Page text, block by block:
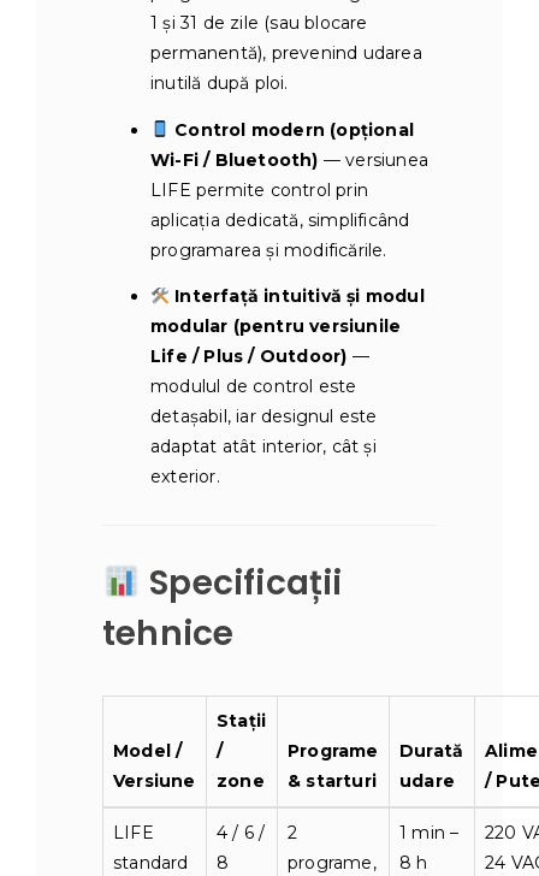
1 și 31 de zile (sau blocare
permanentă), prevenind udarea
inutilă după ploi.
Control modern (opțional
Wi-Fi / Bluetooth) — versiunea
LIFE permite control prin
aplicația dedicată, simplificând
programarea și modificările.
Interfață intuitivă și modul
modular (pentru versiunile
Life / Plus / Outdoor) —
modulul de control este
detașabil, iar designul este
adaptat atât interior, cât și
exterior.
Specificații
tehnice
Model /
Versiune
Stații
/
zone
Programe
& starturi
Durată
udare
/
LIFE
standard
4 / 6 /
8
2
programe,
1 min –
8 h
220
24